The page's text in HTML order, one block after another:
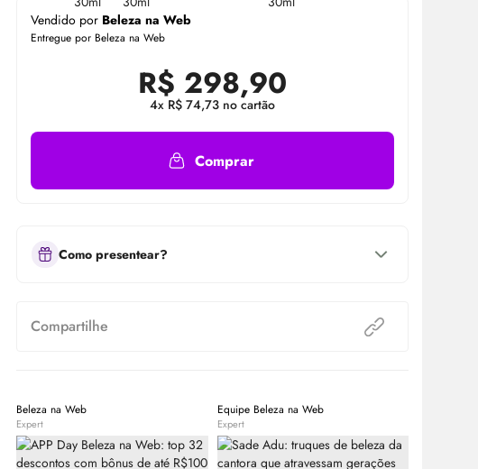
Vendido por Beleza na Web
Entregue por Beleza na Web
R$ 298,90
4x R$ 74,73 no cartão
Comprar
Como presentear?
Compartilhe
Beleza na Web
Expert
Equipe Beleza na Web
Expert